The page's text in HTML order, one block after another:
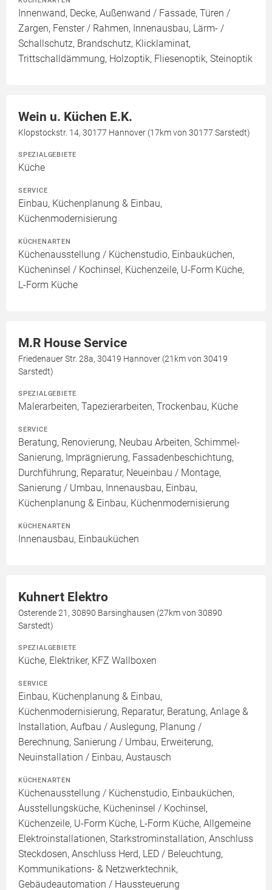
Innenwand, Decke, Außenwand / Fassade, Türen /
Zargen, Fenster / Rahmen, Innenausbau, Lärm- /
Schallschutz, Brandschutz, Klicklaminat,
Trittschalldämmung, Holzoptik, Fliesenoptik, Steinoptik
Wein u. Küchen E.K.
Klopstockstr. 14, 30177 Hannover (17km von 30177 Sarstedt)
SPEZIALGEBIETE
Küche
SERVICE
Einbau, Küchenplanung & Einbau,
Küchenmodernisierung
KÜCHENARTEN
Küchenausstellung / Küchenstudio, Einbauküchen,
Kücheninsel / Kochinsel, Küchenzeile, U-Form Küche,
L-Form Küche
M.R House Service
Friedenauer Str. 28a, 30419 Hannover (21km von 30419
Sarstedt)
SPEZIALGEBIETE
Malerarbeiten, Tapezierarbeiten, Trockenbau, Küche
SERVICE
Beratung, Renovierung, Neubau Arbeiten, Schimmel-
Sanierung, Imprägnierung, Fassadenbeschichtung,
Durchführung, Reparatur, Neueinbau / Montage,
Sanierung / Umbau, Innenausbau, Einbau,
Küchenplanung & Einbau, Küchenmodernisierung
KÜCHENARTEN
Innenausbau, Einbauküchen
Kuhnert Elektro
Osterende 21, 30890 Barsinghausen (27km von 30890
Sarstedt)
SPEZIALGEBIETE
Küche, Elektriker, KFZ Wallboxen
SERVICE
Einbau, Küchenplanung & Einbau,
Küchenmodernisierung, Reparatur, Beratung, Anlage &
Installation, Aufbau / Auslegung, Planung /
Berechnung, Sanierung / Umbau, Erweiterung,
Neuinstallation / Einbau, Austausch
KÜCHENARTEN
Küchenausstellung / Küchenstudio, Einbauküchen,
Ausstellungsküche, Kücheninsel / Kochinsel,
Küchenzeile, U-Form Küche, L-Form Küche, Allgemeine
Elektroinstallationen, Starkstrominstallation, Anschluss
Steckdosen, Anschluss Herd, LED / Beleuchtung,
Kommunikations- & Netzwerktechnik,
Gebäudeautomation / Haussteuerung